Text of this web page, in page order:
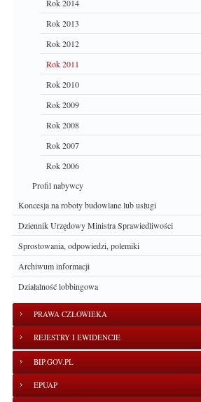
Rok 2014
Rok 2013
Rok 2012
Rok 2011
Rok 2010
Rok 2009
Rok 2008
Rok 2007
Rok 2006
Profil nabywcy
Koncesja na roboty budowlane lub usługi
Dziennik Urzędowy Ministra Sprawiedliwości
Sprostowania, odpowiedzi, polemiki
Archiwum informacji
Działalność lobbingowa
PRAWA CZŁOWIEKA
REJESTRY I EWIDENCJE
BIP.GOV.PL
EPUAP